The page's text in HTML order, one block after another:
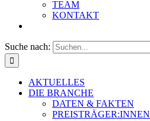
TEAM
KONTAKT
Suche nach:
AKTUELLES
DIE BRANCHE
DATEN & FAKTEN
PREISTRÄGER:INNEN